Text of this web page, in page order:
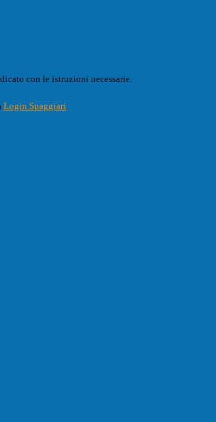
con le istruzioni necessarie.
Login Spaggiari